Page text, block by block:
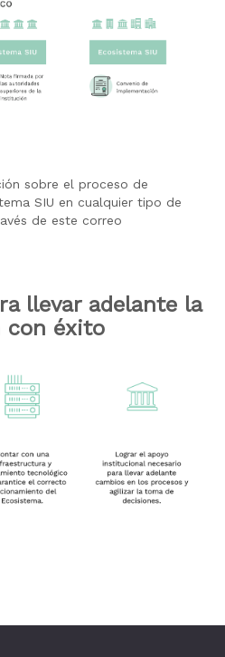
sobre el proceso de
SIU en cualquier tipo de
de este correo
llevar adelante la
con éxito